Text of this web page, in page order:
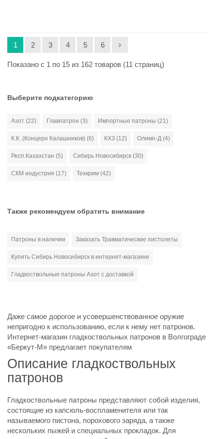
1 2 3 4 5 6
Показано с 1 по 15 из 162 товаров (11 страниц)
Выберите подкатегорию
Азот (22) Главпатрон (3) Импортные патроны (21)
К.К. (Концерн Калашников) (6) КХЗ (12) Олимп-Д (4)
Респ.Казахстан (5) Сибирь Новосибирск (30)
СКМ индустрия (17) Техкрим (42)
Также рекомендуем обратить внимание
Патроны в наличии Заказать Травматические пистолеты
Купить Сибирь Новосибирск в интернет-магазине
Гладкоствольные патроны Азот с доставкой
Даже самое дорогое и усовершенствованное оружие
непригодно к использованию, если к нему нет патронов.
Интернет-магазин гладкоствольных патронов в Волгограде
«Беркут-М» предлагает покупателям
Описание гладкоствольных
патронов
Гладкоствольные патроны представляют собой изделия,
состоящие из капсюль-воспламенителя или так
называемого пистона, порохового заряда, а также
нескольких пыжей и специальных прокладок. Для